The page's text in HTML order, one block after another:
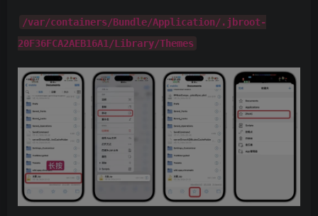
/var/containers/Bundle/Application/.jbroot-
20F36FCA2AEB16A1/Library/Themes